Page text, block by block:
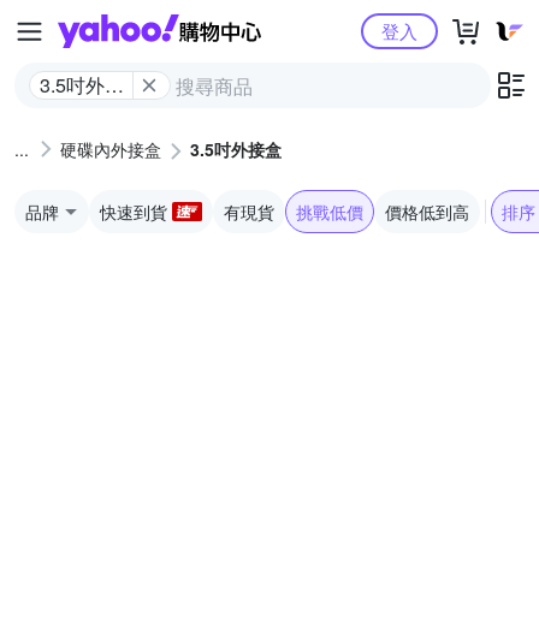
Yahoo購物中心
3.5吋外接
登入
硬碟內外接盒 3.5吋外接盒
品牌 快速到貨 有現貨 挑戰低價 價格低到高 排序